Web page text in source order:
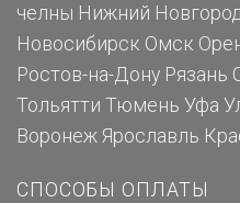
челны Нижний Новгород
Новосибирск Омск
Ростов-на-Дону Рязань
Тольятти Тюмень Уфа
Воронеж Ярославль
СПОСОБЫ ОПЛАТЫ